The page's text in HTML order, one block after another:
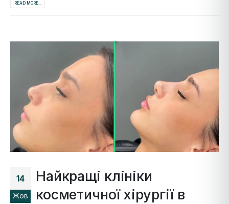
READ MORE...
14
Жов
Найкращі клініки
косметичної хірургії в